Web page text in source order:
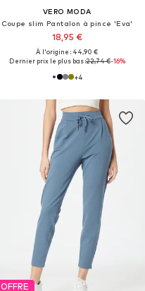
VERO MODA
Coupe slim Pantalon à pince 'Eva'
18,95 €
À l'origine : 44,90 €
Dernier prix le plus bas :22,74 €-16%
+4
OFFRE